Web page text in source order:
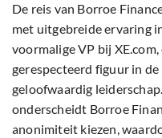
De reis van Borroe
met uitgebreide ervaring
voormalige VP bij
gerespecteerd figuur in
geloofwaardig
onderscheidt Borroe
anonimiteit kiezen,